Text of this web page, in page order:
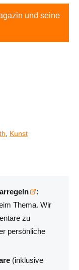
und seine
Kunst
:
Thema. Wir
zu
persönliche
(inklusive